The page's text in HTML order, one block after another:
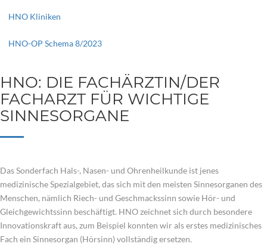
HNO Kliniken
HNO-OP Schema 8/2023
HNO: DIE FACHÄRZTIN/DER
FACHARZT FÜR WICHTIGE
SINNESORGANE
Das Sonderfach Hals-, Nasen- und Ohrenheilkunde ist jenes
medizinische Spezialgebiet, das sich mit den meisten Sinnesorganen des
Menschen, nämlich Riech- und Geschmackssinn sowie Hör- und
Gleichgewichtssinn beschäftigt. HNO zeichnet sich durch besondere
Innovationskraft aus, zum Beispiel konnten wir als erstes medizinisches
Fach ein Sinnesorgan (Hörsinn) vollständig ersetzen.